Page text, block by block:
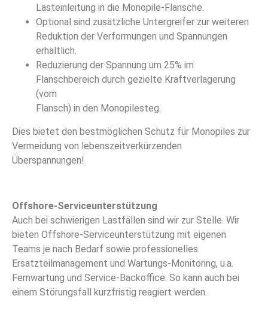
Lasteinleitung in die Monopile-Flansche.
Optional sind zusätzliche Untergreifer zur weiteren
Reduktion der Verformungen und Spannungen
erhältlich.
Reduzierung der Spannung um 25% im
Flanschbereich durch gezielte Kraftverlagerung
(vom
Flansch) in den Monopilesteg.
Dies bietet den bestmöglichen Schutz für Monopiles zur
Vermeidung von lebenszeitverkürzenden
Überspannungen!
Offshore-Serviceunterstützung
Auch bei schwierigen Lastfällen sind wir zur Stelle. Wir
bieten Offshore-Serviceunterstützung mit eigenen
Teams je nach Bedarf sowie professionelles
Ersatzteilmanagement und Wartungs-Monitoring, u.a.
Fernwartung und Service-Backoffice. So kann auch bei
einem Störungsfall kurzfristig reagiert werden.